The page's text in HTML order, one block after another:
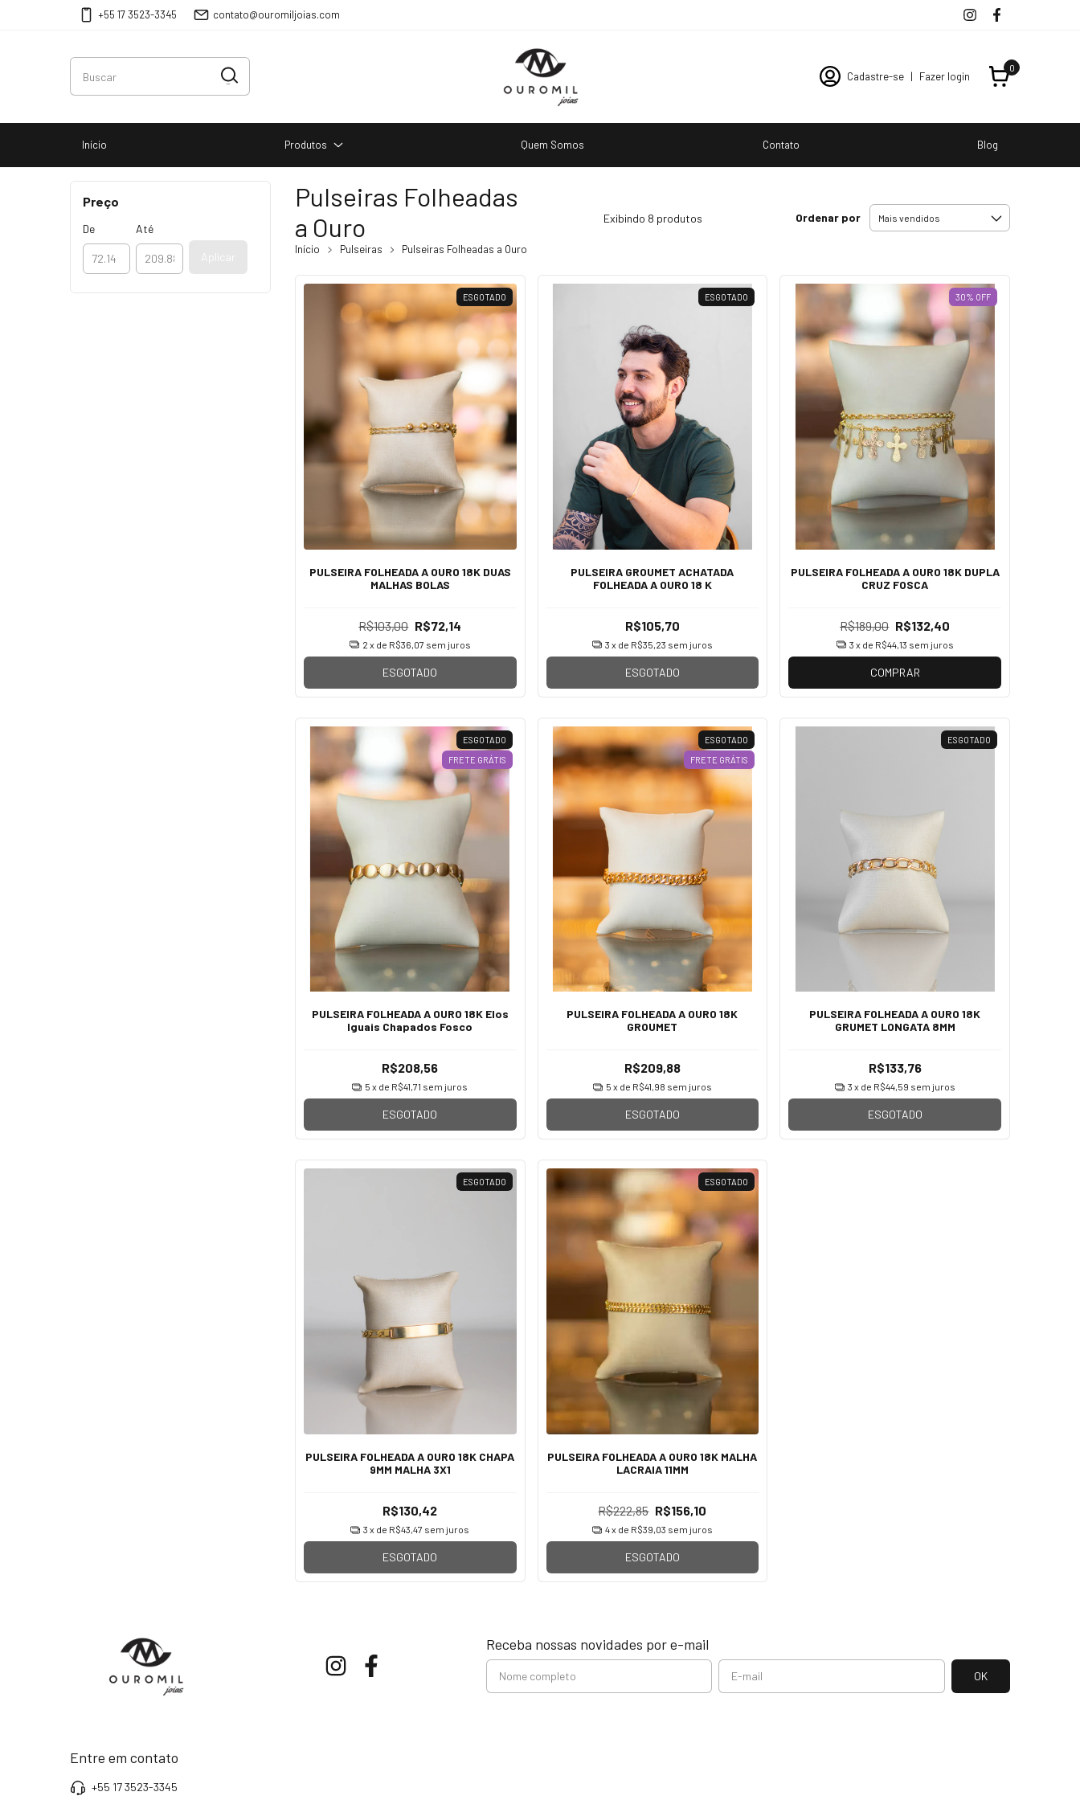
+55 17 3523-3345 contato@ouromiljoias.com
Cadastre-se | Fazer login
0
Início Produtos Quem Somos Contato Blog
Preço
De Até
Aplicar
Pulseiras Folheadas
a Ouro
Início Pulseiras Pulseiras Folheadas a Ouro
Exibindo 8 produtos Ordenar por
ESGOTADO
PULSEIRA FOLHEADA A OURO 18K DUAS
MALHAS BOLAS
R$103,00 R$72,14
2 x de R$36,07 sem juros
ESGOTADO
ESGOTADO
PULSEIRA GROUMET ACHATADA
FOLHEADA A OURO 18 K
R$105,70
3 x de R$35,23 sem juros
ESGOTADO
30% OFF
PULSEIRA FOLHEADA A OURO 18K DUPLA
CRUZ FOSCA
R$189,00 R$132,40
3 x de R$44,13 sem juros
COMPRAR
ESGOTADO
FRETE GRÁTIS
PULSEIRA FOLHEADA A OURO 18K Elos
Iguais Chapados Fosco
R$208,56
5 x de R$41,71 sem juros
ESGOTADO
ESGOTADO
FRETE GRÁTIS
PULSEIRA FOLHEADA A OURO 18K
GROUMET
R$209,88
5 x de R$41,98 sem juros
ESGOTADO
ESGOTADO
PULSEIRA FOLHEADA A OURO 18K
GRUMET LONGATA 8MM
R$133,76
3 x de R$44,59 sem juros
ESGOTADO
ESGOTADO
PULSEIRA FOLHEADA A OURO 18K CHAPA
9MM MALHA 3X1
R$130,42
3 x de R$43,47 sem juros
ESGOTADO
ESGOTADO
PULSEIRA FOLHEADA A OURO 18K MALHA
LACRAIA 11MM
R$222,85 R$156,10
4x de R$39,03 sem juros
ESGOTADO
Receba nossas novidades por e-mail
Entre em contato
+55 17 3523-3345